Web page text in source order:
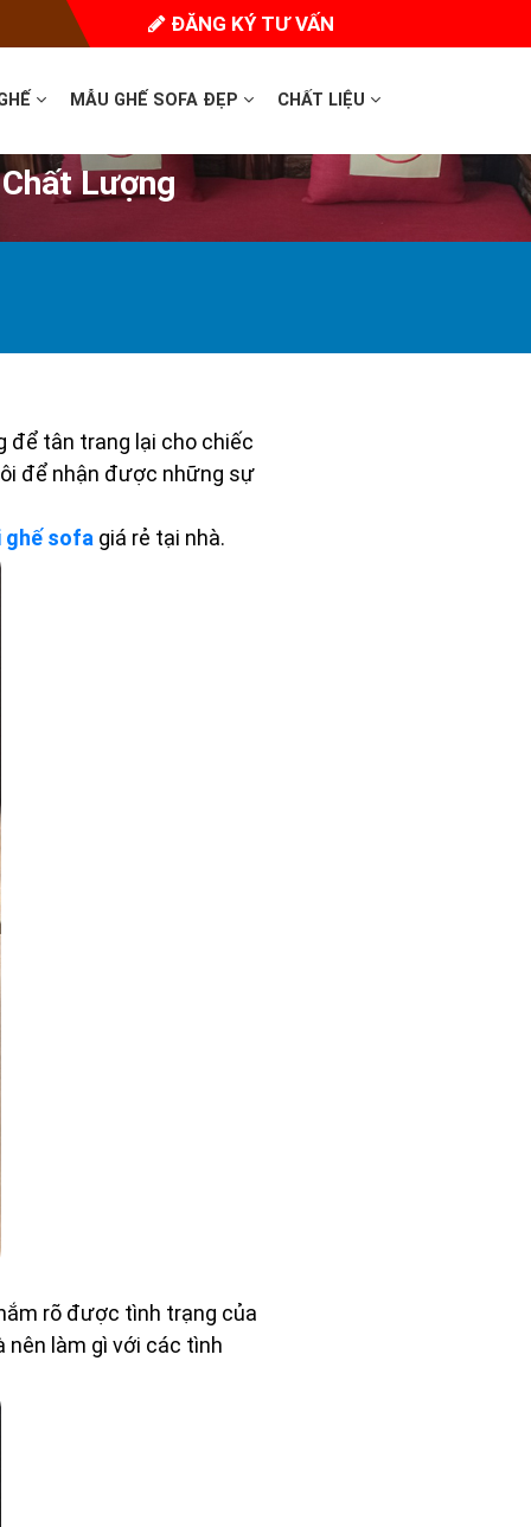
ĐĂNG KÝ TƯ VẤN
MẪU GHẾ SOFA ĐẸP CHẤT LIỆU
Lượng
để tân trang lại cho chiếc
để nhận được những sự
ghế sofa giá rẻ tại nhà.
rõ được tình trạng của
nên làm gì với các tình